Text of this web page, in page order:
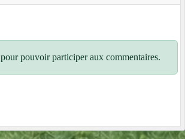
pour pouvoir participer aux commentaires.